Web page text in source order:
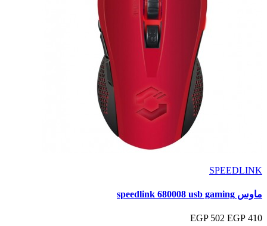
SPEEDLINK
ماوس speedlink 680008 usb gaming
410 EGP
502 EGP